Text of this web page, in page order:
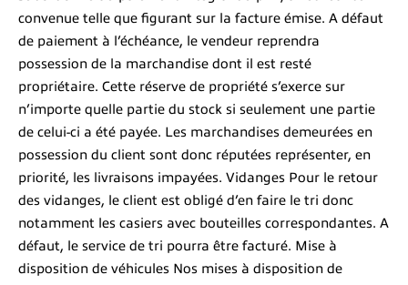
convenue telle que figurant sur la facture émise. A défaut
de paiement à l’échéance, le vendeur reprendra
possession de la marchandise dont il est resté
propriétaire. Cette réserve de propriété s’exerce sur
n’importe quelle partie du stock si seulement une partie
de celui-ci a été payée. Les marchandises demeurées en
possession du client sont donc réputées représenter, en
priorité, les livraisons impayées. Vidanges Pour le retour
des vidanges, le client est obligé d’en faire le tri donc
notamment les casiers avec bouteilles correspondantes. A
défaut, le service de tri pourra être facturé. Mise à
disposition de véhicules Nos mises à disposition de